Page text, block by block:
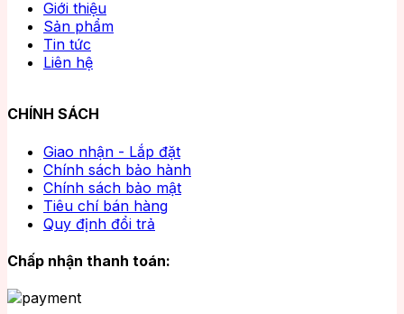
Giới thiệu
Sản phẩm
Tin tức
Liên hệ
CHÍNH SÁCH
Giao nhận - Lắp đặt
Chính sách bảo hành
Chính sách bảo mật
Tiêu chí bán hàng
Quy định đổi trả
Chấp nhận thanh toán: